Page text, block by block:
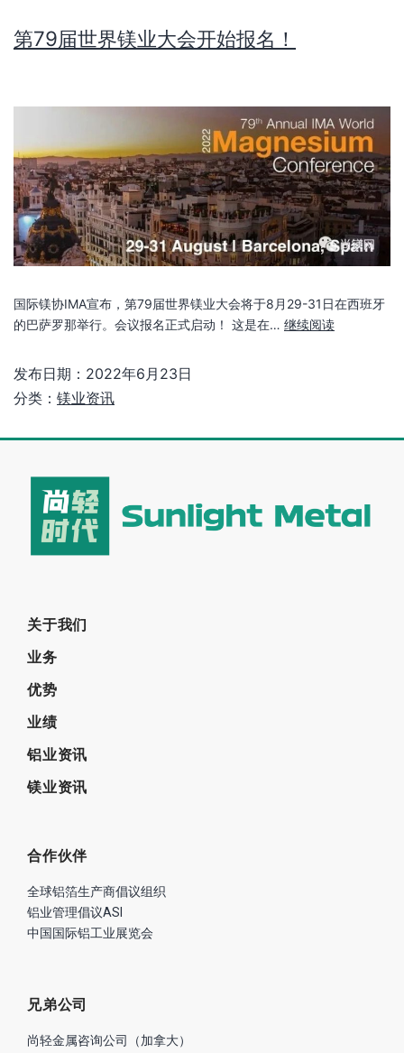
第79届世界镁业大会开始报名！
国际镁协IMA宣布，第79届世界镁业大会将于8月29-31日在西班牙
的巴萨罗那举行。会议报名正式启动！ 这是在… 继续阅读
发布日期： 2022年6月23日
分类： 镁业资讯
关于我们
业务
优势
业绩
铝业资讯
镁业资讯
合作伙伴
全球铝箔生产商倡议组织
铝业管理倡议ASI
中国国际铝工业展览会
兄弟公司
尚轻金属咨询公司（加拿大）